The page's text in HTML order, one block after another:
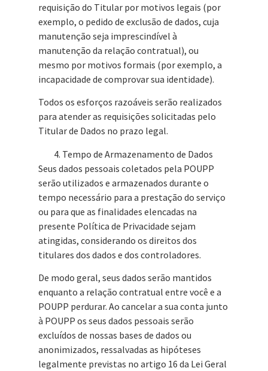
requisição do Titular por motivos legais (por
exemplo, o pedido de exclusão de dados, cuja
manutenção seja imprescindível à
manutenção da relação contratual), ou
mesmo por motivos formais (por exemplo, a
incapacidade de comprovar sua identidade).
Todos os esforços razoáveis serão realizados
para atender as requisições solicitadas pelo
Titular de Dados no prazo legal.
Tempo de Armazenamento de Dados
Seus dados pessoais coletados pela POUPP
serão utilizados e armazenados durante o
tempo necessário para a prestação do serviço
ou para que as finalidades elencadas na
presente Política de Privacidade sejam
atingidas, considerando os direitos dos
titulares dos dados e dos controladores.
De modo geral, seus dados serão mantidos
enquanto a relação contratual entre você e a
POUPP perdurar. Ao cancelar a sua conta junto
à POUPP os seus dados pessoais serão
excluídos de nossas bases de dados ou
anonimizados, ressalvadas as hipóteses
legalmente previstas no artigo 16 da Lei Geral